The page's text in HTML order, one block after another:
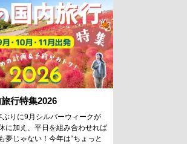
行特集2026
ぶりに9月シルバーウィークが
に加え、平日を組み合わせれば
夢じゃない！今年は“ちょっと